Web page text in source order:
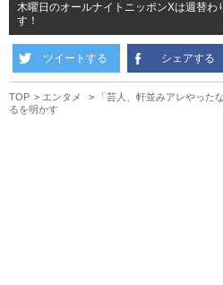
木曜日のオールナイトニッポンXは週替わ
す！
ツイートする シェアする
TOP エンタメ
「芸人、軒並みアレやった
るを明かす